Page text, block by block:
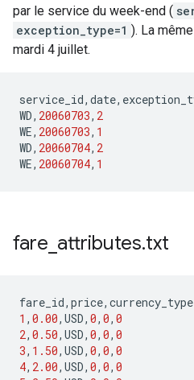
par le service du week-end (
exception_type=1 ). La
mardi 4 juillet.
service_id, date,
WD, 20060703, 2
WE, 20060703, 1
WD, 20060704, 2
WE, 20060704, 1
fare attributes.txt
fare_id, price, currency_type
1 , 0.00, USD, 0, 0, 0
2, 0.50, USD, 0, 0, 0
3, 1.50, USD, 0, 0, 0
4, 2.00, USD, 0, 0, 0